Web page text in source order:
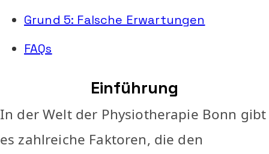
Grund 5: Falsche Erwartungen
FAQs
Einführung
In der Welt der Physiotherapie Bonn gibt
es zahlreiche Faktoren, die den